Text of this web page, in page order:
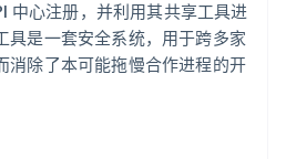
中心注册，并利用其共享工具进
具是一套安全系统，用于跨多家
消除了本可能拖慢合作进程的开